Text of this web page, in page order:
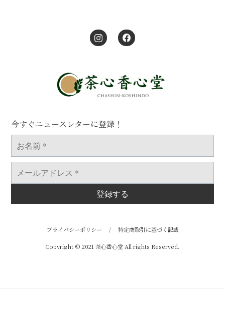
今すぐニュースレターに登録！
お
*
メ
ア
ス
プライバシーポリシー / 特定商取引に基づく記載
Copyright © 2021 茶心香心堂 All rights Reserved.